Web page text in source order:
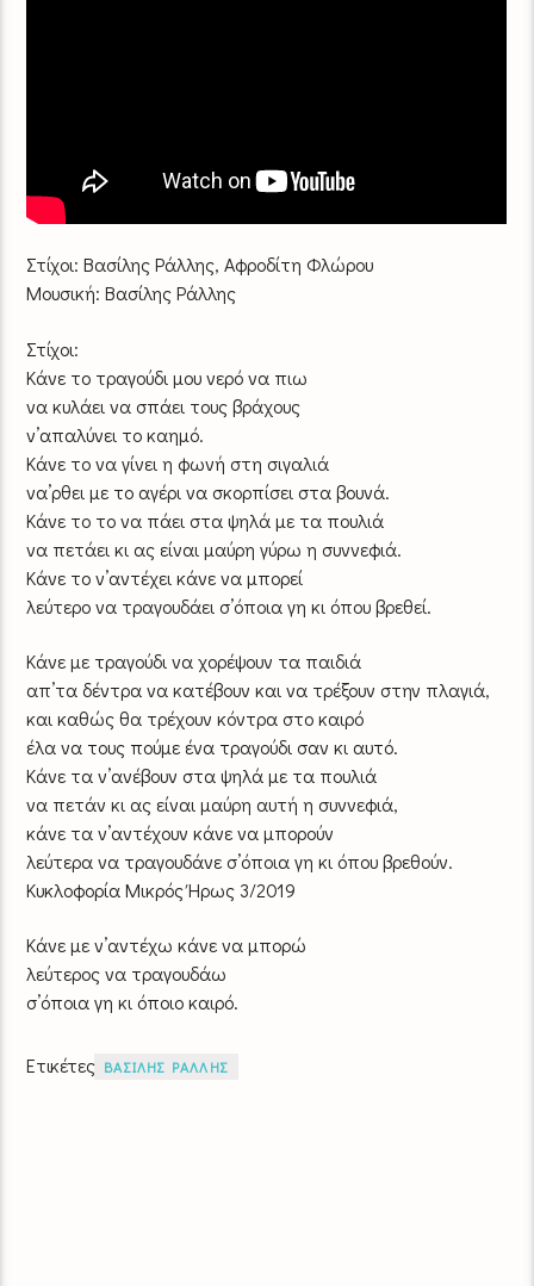
Στίχοι: Βασίλης Ράλλης, Αφροδίτη Φλώρου
Μουσική: Βασίλης Ράλλης
Στίχοι:
Kάνε το τραγούδι μου νερό να πιω
να κυλάει να σπάει τους βράχους
ν’απαλύνει το καημό.
Κάνε το να γίνει η φωνή στη σιγαλιά
να’ρθει με το αγέρι να σκορπίσει στα βουνά.
Κάνε το το να πάει στα ψηλά με τα πουλιά
να πετάει κι ας είναι μαύρη γύρω η συννεφιά.
Κάνε το ν’αντέχει κάνε να μπορεί
λεύτερο να τραγουδάει σ’όποια γη κι όπου βρεθεί.
Κάνε με τραγούδι να χορέψουν τα παιδιά
απ’τα δέντρα να κατέβουν και να τρέξουν στην πλαγιά,
και καθώς θα τρέχουν κόντρα στο καιρό
έλα να τους πούμε ένα τραγούδι σαν κι αυτό.
Κάνε τα ν’ανέβουν στα ψηλά με τα πουλιά
να πετάν κι ας είναι μαύρη αυτή η συννεφιά,
κάνε τα ν’αντέχουν κάνε να μπορούν
λεύτερα να τραγουδάνε σ’όποια γη κι όπου βρεθούν.
Κυκλοφορία Μικρός Ήρως 3/2019
Κάνε με ν’αντέχω κάνε να μπορώ
λεύτερος να τραγουδάω
σ’όποια γη κι όποιο καιρό.
Ετικέτες ΒΑΣΙΛΗΣ ΡΑΛΛΗΣ